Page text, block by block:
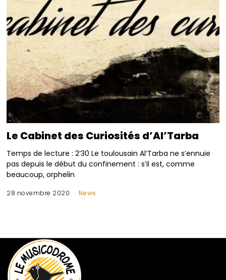
Le Cabinet des Curiosités d’Al’Tarba
Temps de lecture : 2’30 Le toulousain Al’Tarba ne s’ennuie
pas depuis le début du confinement : s’il est, comme
beaucoup, orphelin
28 novembre 2020 News